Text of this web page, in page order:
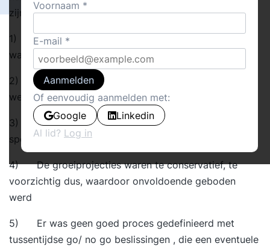
zijn de voornaamste:
1) Er bleek geen heldere visie/strategie te zijn
waarom het bedrijf moest worden overgenomen
2) Het management van het overgenomen bedrijf
werd niet voldoende gemotiveerd
3) De relatie tussen bedrijf en de adviseur(s)
spoorde niet
4) De groeiprojecties waren te conservatief, te
voorzichtig dus, waardoor onvoldoende geboden
werd
5) Er was geen goed proces gedefinieerd met
tussentijdse go/ no go beslissingen , die een eventuele
Voornaam
E-mail
Aanmelden
Of eenvoudig aanmelden met:
Google
Linkedin
Al lid? Log in